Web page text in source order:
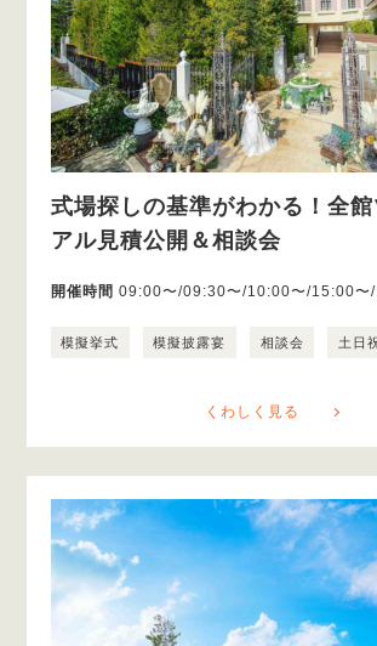
式場探しの基準がわかる！全館
アル見積公開＆相談会
開催時間 09:00〜/09:30〜/10:00〜/15:00〜
模擬挙式 模擬披露宴 相談会 土日
くわしく見る